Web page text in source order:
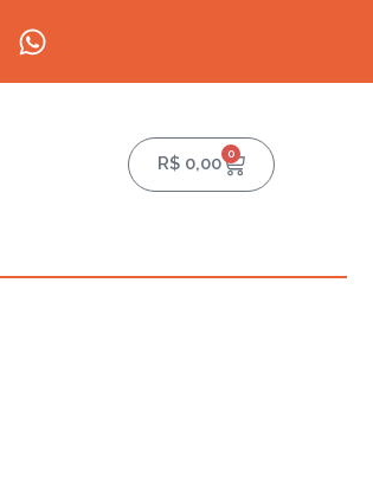
R$ 0,00 0